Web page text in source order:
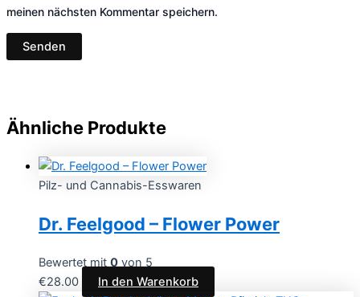
meinen nächsten Kommentar speichern.
Ähnliche Produkte
Pilz- und Cannabis-Esswaren
Dr. Feelgood – Flower Power
Bewertet mit 0 von 5
€28.00 In den Warenkorb